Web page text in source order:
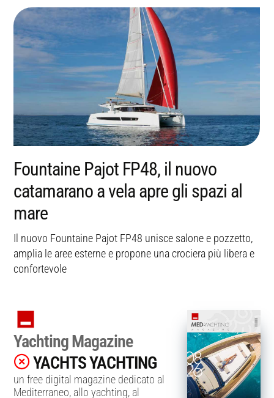
Fountaine Pajot FP48, il nuovo
catamarano a vela apre gli spazi al
mare
Il nuovo Fountaine Pajot FP48 unisce salone e pozzetto,
amplia le aree esterne e propone una crociera più libera e
confortevole
Yachting Magazine
YACHTS YACHTING
un free digital magazine dedicato al
Mediterraneo, allo yachting, al